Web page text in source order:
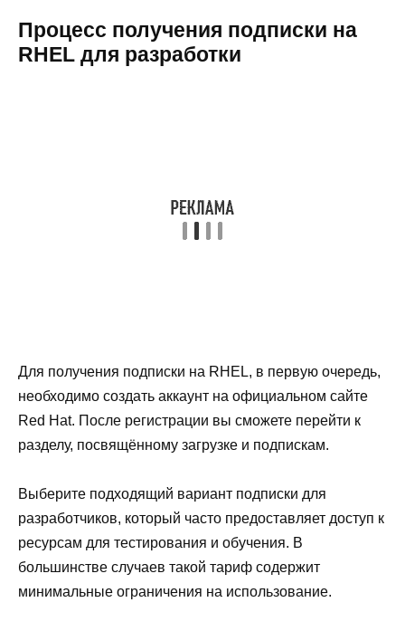
Процесс получения подписки на
RHEL для разработки
Для получения подписки на RHEL, в первую очередь,
необходимо создать аккаунт на официальном сайте
Red Hat. После регистрации вы сможете перейти к
разделу, посвящённому загрузке и подпискам.
Выберите подходящий вариант подписки для
разработчиков, который часто предоставляет доступ к
ресурсам для тестирования и обучения. В
большинстве случаев такой тариф содержит
минимальные ограничения на использование.